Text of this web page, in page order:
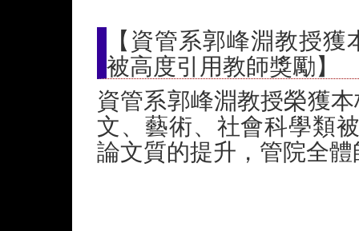
【資管系郭峰淵教授
被高度引用教師獎勵】
資管系郭峰淵教授榮獲
文、藝術、社會科學類
論文質的提升，管院全